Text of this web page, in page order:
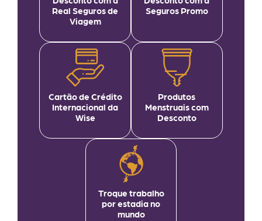
Real Seguros de
Viagem
Seguros Promo
Cartão de Crédito
Internacional da
Wise
Produtos
Menstruais com
Desconto
Troque trabalho
por estadia no
mundo